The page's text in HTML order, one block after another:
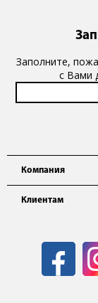
Компания
Клиентам
Заполните,
с Вами